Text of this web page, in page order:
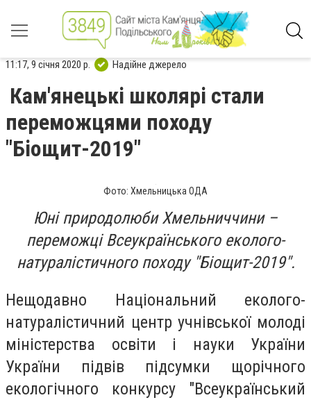
11:17, 9 січня 2020 р. Надійне джерело
Кам'янецькі школярі стали
переможцями походу
"Біощит-2019"
Фото: Хмельницька ОДА
Юні природолюби Хмельниччини –
переможці Всеукраїнського еколого-
натуралістичного походу "Біощит-2019".
Нещодавно Національний еколого-
натуралістичний центр учнівської молоді
міністерства освіти і науки України
України підвів підсумки щорічного
екологічного конкурсу "Всеукраїнський